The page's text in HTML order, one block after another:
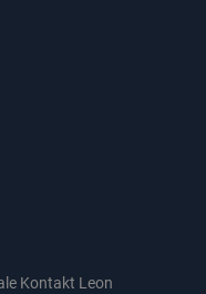
Kontakt Leon